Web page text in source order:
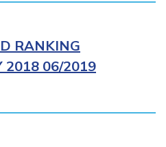
RANKING
2018 06/2019